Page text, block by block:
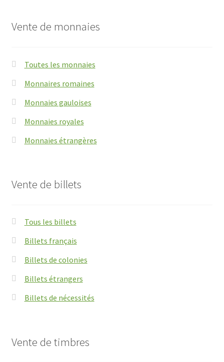
Vente de monnaies
Toutes les monnaies
Monnaires romaines
Monnaies gauloises
Monnaies royales
Monnaies étrangères
Vente de billets
Tous les billets
Billets français
Billets de colonies
Billets étrangers
Billets de nécessités
Vente de timbres